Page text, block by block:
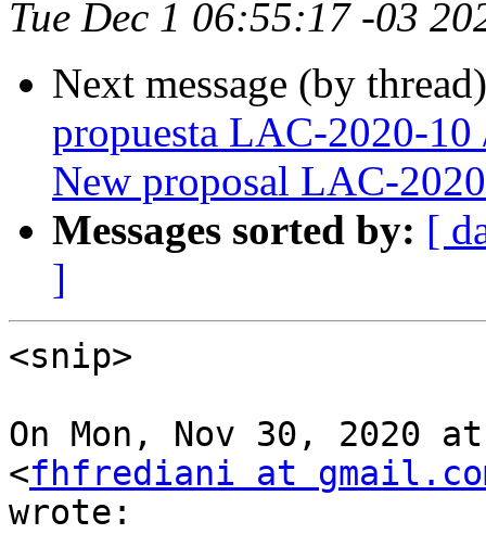
Tue Dec 1 06:55:17 -03
Next message (by
propuesta LAC-2020-
New proposal LAC-
Messages sorted by: [
]
<snip>
On Mon, Nov 30, 2020
<fhfrediani at
wrote: